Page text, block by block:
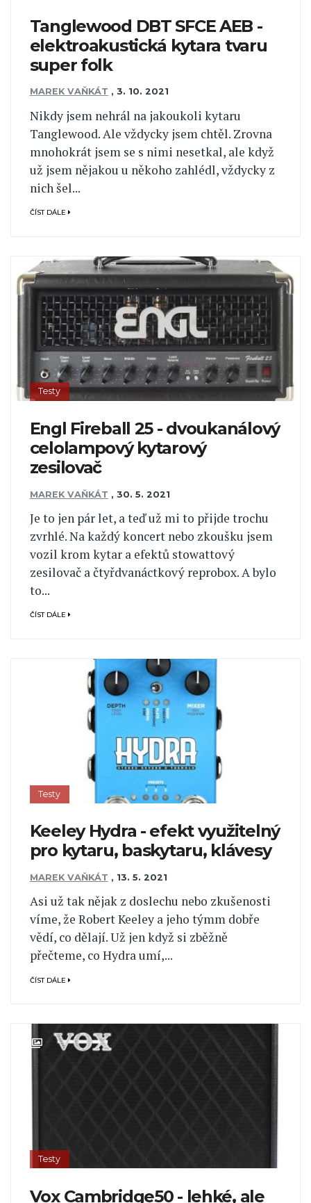
Tanglewood DBT SFCE AEB -
elektroakustická kytara tvaru
super folk
MAREK VAŇKÁT , 3. 10. 2021
Nikdy jsem nehrál na jakoukoli kytaru
Tanglewood. Ale vždycky jsem chtěl. Zrovna
mnohokrát jsem se s nimi nesetkal, ale když
už jsem nějakou u někoho zahlédl, vždycky z
nich šel...
ČÍST DÁLE
Testy
Engl Fireball 25 - dvoukanálový
celolampový kytarový
zesilovač
MAREK VAŇKÁT , 30. 5. 2021
Je to jen pár let, a teď už mi to přijde trochu
zvrhlé. Na každý koncert nebo zkoušku jsem
vozil krom kytar a efektů stowattový
zesilovač a čtyřdvanáctkový reprobox. A bylo
to...
ČÍST DÁLE
Testy
Keeley Hydra - efekt využitelný
pro kytaru, baskytaru, klávesy
MAREK VAŇKÁT , 13. 5. 2021
Asi už tak nějak z doslechu nebo zkušenosti
víme, že Robert Keeley a jeho týmm dobře
vědí, co dělají. Už jen když si zběžně
přečteme, co Hydra umí,...
ČÍST DÁLE
Testy
Vox Cambridge50 - lehké, ale